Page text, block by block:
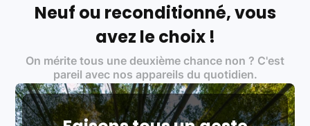
Labels environnementaux & qualité de nos partenaires
traitement des déchets électroniques (DEEE)
Produits testés et vérifiés selon des standards
rigoureux (80 à 100 points de contrôle en
fonction des produits)
Respect des normes RAEE, RoHS, et du
référentiel QualiRepar (bonus réparation)
Neuf ou reconditionné, vous
avez le choix !
On mérite tous une deuxième chance non ? C'est
pareil avec nos appareils du quotidien.